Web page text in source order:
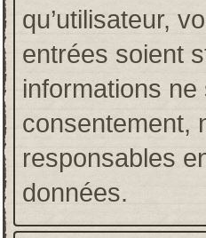
qu’utilisateur,
entrées soient
informations
consentement,
responsables
données.